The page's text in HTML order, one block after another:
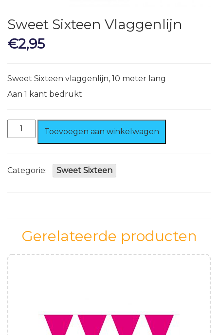
Sweet Sixteen Vlaggenlijn
€2,95
Sweet Sixteen vlaggenlijn, 10 meter lang
Aan 1 kant bedrukt
Sweet
Vlaggenlijn
Toevoegen aan winkelwagen
Categorie: Sweet Sixteen
Gerelateerde producten